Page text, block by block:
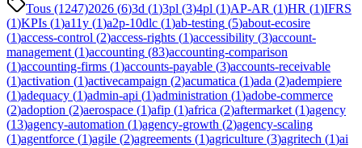
Tous (1247)2026 (6)3d (1)3pl (3)4pl (1)AP-AR (1)HR (1)IFRS
(1)KPIs (1)a11y (1)a2p-10dlc (1)ab-testing (5)about-ecosire
(1)access-control (2)access-rights (1)accessibility (3)account-
management (1)accounting (83)accounting-comparison
(1)accounting-firms (1)accounts-payable (3)accounts-receivable
(1)activation (1)activecampaign (2)acumatica (1)ada (2)adempiere
(1)adequacy (1)admin-api (1)administration (1)adobe-commerce
(2)adoption (2)aerospace (1)afip (1)africa (2)aftermarket (1)agency
(13)agency-automation (1)agency-growth (2)agency-scaling
(1)agentforce (1)agile (2)agreements (1)agriculture (3)agritech (1)ai